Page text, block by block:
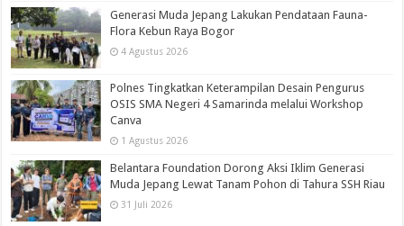
Generasi Muda Jepang Lakukan Pendataan Fauna-
Flora Kebun Raya Bogor
4 Agustus 2026
Polnes Tingkatkan Keterampilan Desain Pengurus
OSIS SMA Negeri 4 Samarinda melalui Workshop
Canva
1 Agustus 2026
Belantara Foundation Dorong Aksi Iklim Generasi
Muda Jepang Lewat Tanam Pohon di Tahura SSH Riau
31 Juli 2026